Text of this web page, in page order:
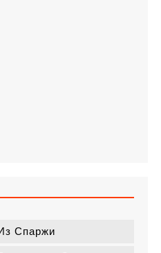
Спаржи